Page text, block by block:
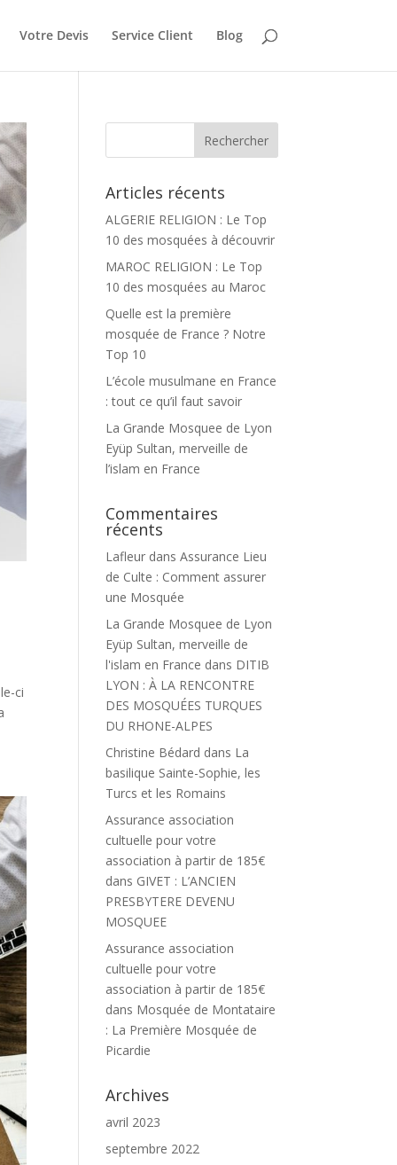
Votre Devis Service Client Blog
ci
Articles récents
ALGERIE RELIGION : Le Top
10 des mosquées à découvrir
MAROC RELIGION : Le Top
10 des mosquées au Maroc
Quelle est la première
mosquée de France ? Notre
Top 10
L’école musulmane en France
: tout ce qu’il faut savoir
La Grande Mosquee de Lyon
Eyüp Sultan, merveille de
l’islam en France
Commentaires
récents
Lafleur dansAssurance Lieu
de Culte : Comment assurer
une Mosquée
La Grande Mosquee de Lyon
Eyüp Sultan, merveille de
l'islam en France dans DITIB
LYON : À LA RENCONTRE
DES MOSQUÉES TURQUES
DU RHONE-ALPES
Christine Bédard dans La
basilique Sainte-Sophie, les
Turcs et les Romains
Assurance association
cultuelle pour votre
association à partir de 185€
dans GIVET : L’ANCIEN
PRESBYTERE DEVENU
MOSQUEE
Assurance association
cultuelle pour votre
association à partir de 185€
dans Mosquée de Montataire
: La Première Mosquée de
Picardie
Archives
avril 2023
septembre 2022